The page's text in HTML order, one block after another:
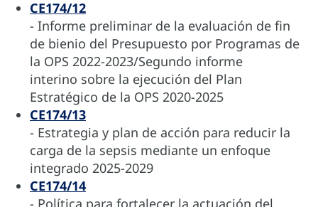
CE174/12
- Informe preliminar de la evaluación de fin
de bienio del Presupuesto por Programas de
la OPS 2022-2023/Segundo informe
interino sobre la ejecución del Plan
Estratégico de la OPS 2020-2025
CE174/13
- Estrategia y plan de acción para reducir la
carga de la sepsis mediante un enfoque
integrado 2025-2029
CE174/14